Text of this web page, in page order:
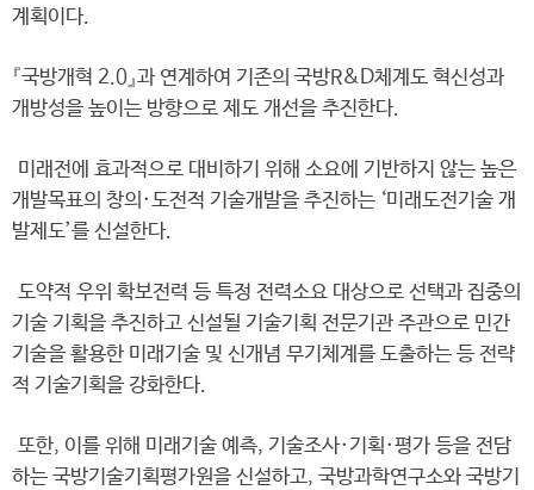
계획이다.
『국방개혁 2.0』과 연계하여 기존의 국방R&D체계도 혁신성과
개방성을 높이는 방향으로 제도 개선을 추진한다.
미래전에 효과적으로 대비하기 위해 소요에 기반하지 않는 높은
개발목표의 창의·도전적 기술개발을 추진하는 ‘미래도전기술 개
발제도’를 신설한다.
도약적 우위 확보전력 등 특정 전력소요 대상으로 선택과 집중의
기술 기획을 추진하고 신설될 기술기획 전문기관 주관으로 민간
기술을 활용한 미래기술 및 신개념 무기체계를 도출하는 등 전략
적 기술기획을 강화한다.
또한, 이를 위해 미래기술 예측, 기술조사·기획·평가 등을 전담
하는 국방기술기획평가원을 신설하고, 국방과학연구소와 국방기